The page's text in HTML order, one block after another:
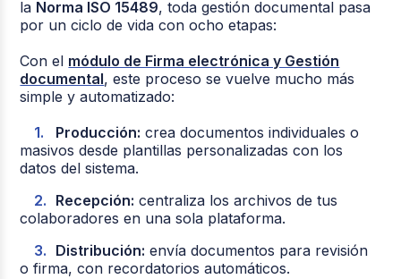
la Norma ISO 15489, toda gestión documental pasa
por un ciclo de vida con ocho etapas:
Con el módulo de Firma electrónica y Gestión
documental, este proceso se vuelve mucho más
simple y automatizado:
Producción: crea documentos individuales o
masivos desde plantillas personalizadas con los
datos del sistema.
Recepción: centraliza los archivos de tus
colaboradores en una sola plataforma.
Distribución: envía documentos para revisión
o firma, con recordatorios automáticos.